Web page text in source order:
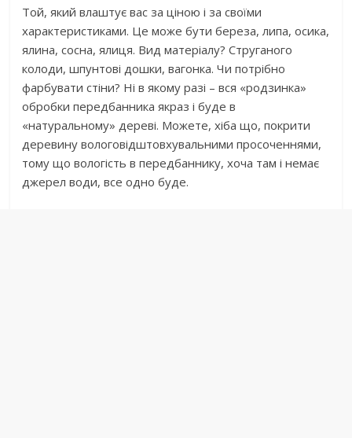
Той, який влаштує вас за ціною і за своїми
характеристиками. Це може бути береза, липа, осика,
ялина, сосна, ялиця. Вид матеріалу? Струганого
колоди, шпунтові дошки, вагонка. Чи потрібно
фарбувати стіни? Ні в якому разі – вся «родзинка»
обробки передбанника якраз і буде в
«натуральному» дереві. Можете, хіба що, покрити
деревину вологовідштовхувальними просоченнями,
тому що вологість в передбаннику, хоча там і немає
джерел води, все одно буде.